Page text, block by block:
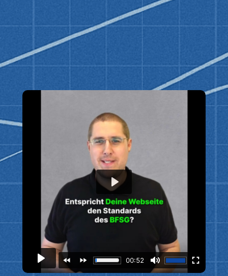
. Um auf den eigentlichen
Schaltfläche unten. Bitte beachten Sie,
Mehr Informationen
Inhalt entsperren
Erforderlichen Service
akzeptieren und Inhalte
entsperren